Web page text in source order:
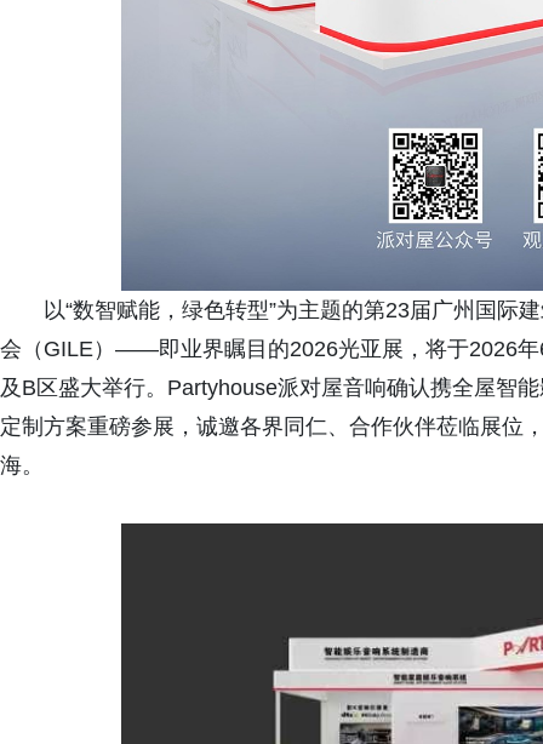
以“数智赋能，绿色转型”为主题的第23届广州国际
会（GILE）——即业界瞩目的2026光亚展，将于2026
及B区盛大举行。Partyhouse派对屋音响确认携全屋智
定制方案重磅参展，诚邀各界同仁、合作伙伴莅临展位
海。